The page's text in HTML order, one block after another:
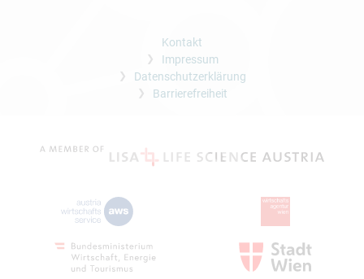
Kontakt
Impressum
Datenschutzerklärung
Barrierefreiheit